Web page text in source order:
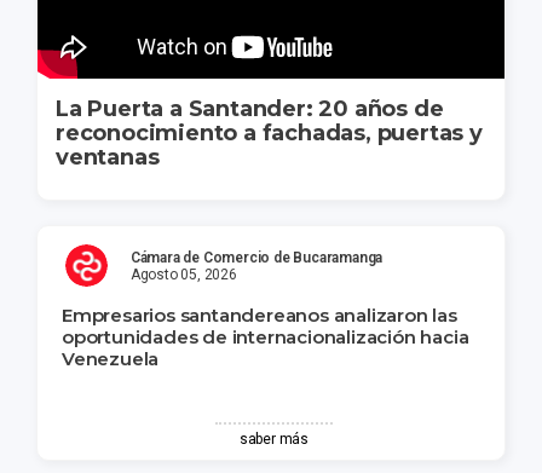
La Puerta a Santander: 20 años de
reconocimiento a fachadas, puertas y
ventanas
Cámara de Comercio de Bucaramanga
Agosto 05, 2026
Empresarios santandereanos analizaron las
oportunidades de internacionalización hacia
Venezuela
saber más